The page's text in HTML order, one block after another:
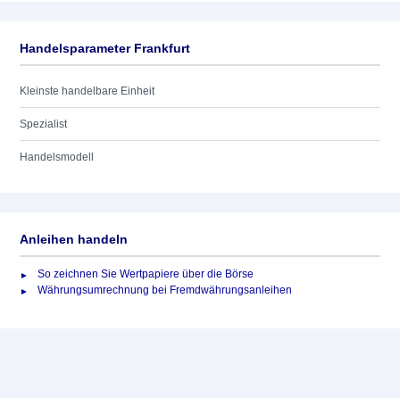
Handelsparameter Frankfurt
Kleinste handelbare Einheit
Spezialist
Handelsmodell
Anleihen handeln
So zeichnen Sie Wertpapiere über die Börse
Währungsumrechnung bei Fremdwährungsanleihen